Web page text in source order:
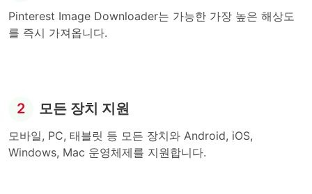
Pinterest Image Downloader는 가능한 가장 높은 해상도
를 즉시 가져옵니다.
2 모든 장치 지원
모바일, PC, 태블릿 등 모든 장치와 Android, iOS,
Windows, Mac 운영체제를 지원합니다.